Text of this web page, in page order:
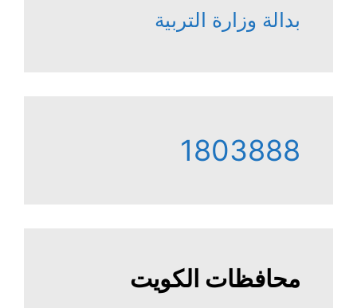
بدالة وزارة التربية
1803888
محافظات الكويت